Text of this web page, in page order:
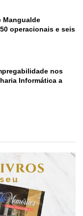
Mangualde
operacionais e seis
nos
Informática a